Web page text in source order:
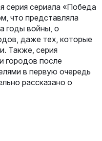
серия сериала «Победа
что представляла
годы войны, о
даже тех, которые
Также, серия
городов после
в первую очередь
рассказано о